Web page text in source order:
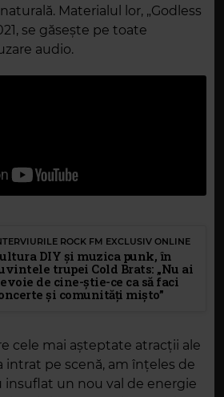
Materialul lor, „Godless
se găsește pe toate
audio.
ROCK FM EXCLUSIV ONLINE
DIY și muzica punk, în
trupei Cold Brats: „Nu ai
de cine-știe-ce ca să faci
și comunități mișto”
cele mai așteptate atracții ale
intrat pe scenă, am înțeles de
insuflat un nou val de energie